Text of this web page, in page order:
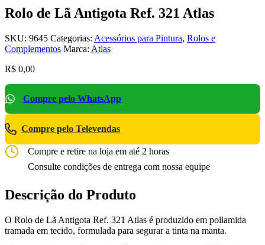
Rolo de Lã Antigota Ref. 321 Atlas
SKU: 9645 Categorias: Acessórios para Pintura, Rolos e
Complementos Marca: Atlas
R$ 0,00
Compre pelo WhatsApp
Compre pelo Televendas
Compre e retire na loja em até 2 horas
Consulte condições de entrega com nossa equipe
Descrição do Produto
O Rolo de Lã Antigota Ref. 321 Atlas é produzido em poliamida
tramada em tecido, formulada para segurar a tinta na manta.